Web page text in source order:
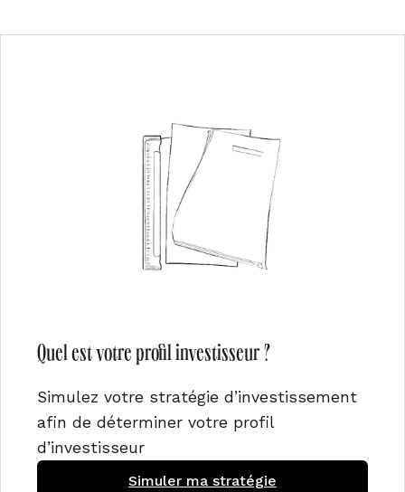
Quel est votre profil investisseur ?
Simulez votre stratégie d’investissement
afin de déterminer votre profil
d’investisseur
Simuler ma stratégie